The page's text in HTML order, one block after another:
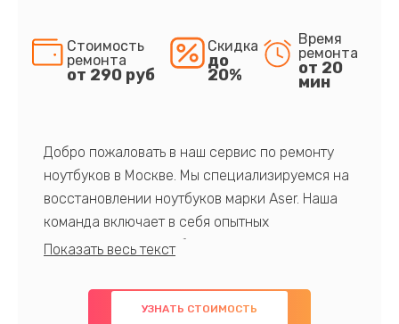
Стоимость
ремонта
от 290 руб
Скидка
до
20%
Время
ремонта
от 20
мин
Добро пожаловать в наш сервис по ремонту
ноутбуков в Москве. Мы специализируемся на
восстановлении ноутбуков марки Aser. Наша
команда включает в себя опытных
профессионалов с обширными знаниями и
предлагаем быстрый и качественный ремонт с
использованием оригинальных компонентов, а
УЗНАТЬ СТОИМОСТЬ